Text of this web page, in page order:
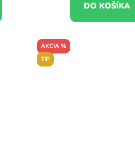
DO KOŠÍKA
AKCIA %
TIP